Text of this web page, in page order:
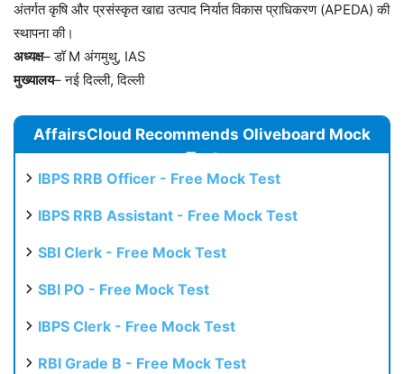
अंतर्गत कृषि और प्रसंस्कृत खाद्य उत्पाद निर्यात विकास प्राधिकरण (APEDA) की
स्थापना की।
अध्यक्ष– डॉ M अंगमुथु, IAS
मुख्यालय– नई दिल्ली, दिल्ली
AffairsCloud Recommends Oliveboard Mock
Test
IBPS RRB Officer - Free Mock Test
IBPS RRB Assistant - Free Mock Test
SBI Clerk - Free Mock Test
SBI PO - Free Mock Test
IBPS Clerk - Free Mock Test
RBI Grade B - Free Mock Test